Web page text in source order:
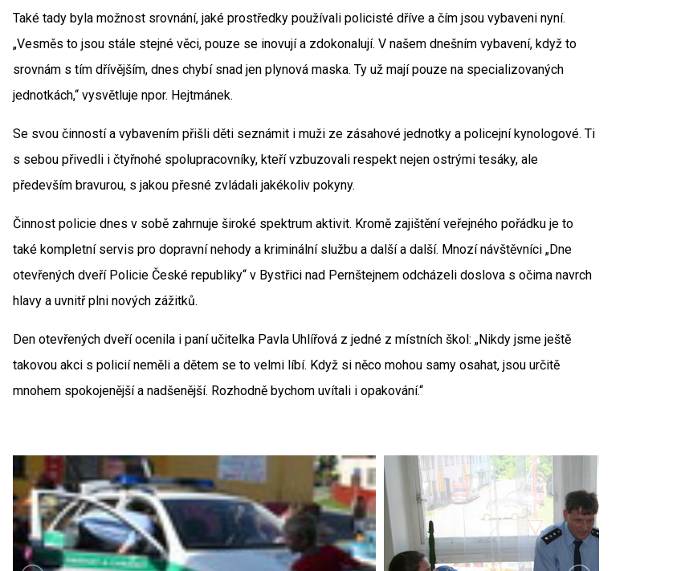
Také tady byla možnost srovnání, jaké prostředky používali policisté dříve a čím jsou vybaveni nyní.
„Vesměs to jsou stále stejné věci, pouze se inovují a zdokonalují. V našem dnešním vybavení, když to
srovnám s tím dřívějším, dnes chybí snad jen plynová maska. Ty už mají pouze na specializovaných
jednotkách,“ vysvětluje npor. Hejtmánek.
Se svou činností a vybavením přišli děti seznámit i muži ze zásahové jednotky a policejní kynologové. Ti
s sebou přivedli i čtyřnohé spolupracovníky, kteří vzbuzovali respekt nejen ostrými tesáky, ale
především bravurou, s jakou přesné zvládali jakékoliv pokyny.
Činnost policie dnes v sobě zahrnuje široké spektrum aktivit. Kromě zajištění veřejného pořádku je to
také kompletní servis pro dopravní nehody a kriminální službu a další a další. Mnozí návštěvníci „Dne
otevřených dveří Policie České republiky“ v Bystřici nad Pernštejnem odcházeli doslova s očima navrch
hlavy a uvnitř plni nových zážitků.
Den otevřených dveří ocenila i paní učitelka Pavla Uhlířová z jedné z místních škol: „Nikdy jsme ještě
takovou akci s policií neměli a dětem se to velmi líbí. Když si něco mohou samy osahat, jsou určitě
mnohem spokojenější a nadšenější. Rozhodně bychom uvítali i opakování.“